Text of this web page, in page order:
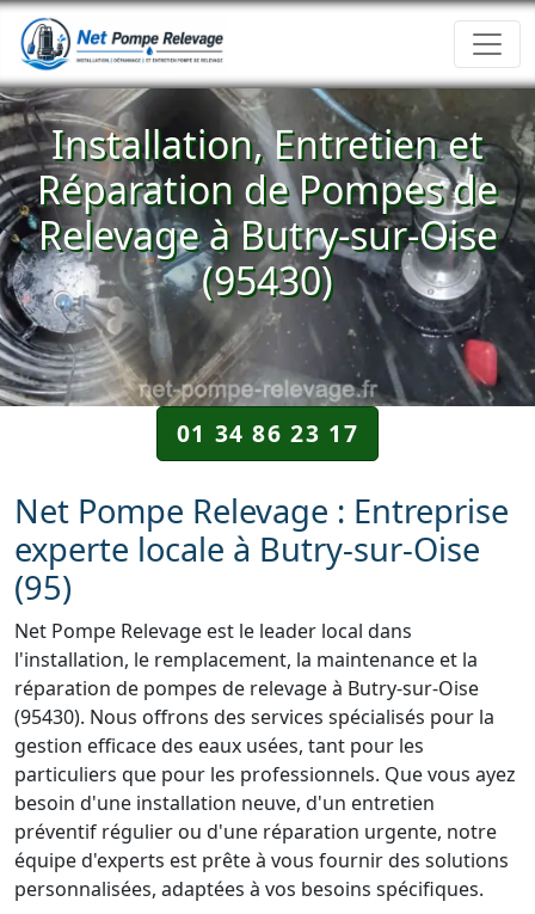
Installation, Entretien et
Réparation de Pompes de
Relevage à Butry-sur-Oise
(95430)
01 34 86 23 17
Net Pompe Relevage : Entreprise
experte locale à Butry-sur-Oise
(95)
Net Pompe Relevage est le leader local dans
l'installation, le remplacement, la maintenance et la
réparation de pompes de relevage à Butry-sur-Oise
(95430). Nous offrons des services spécialisés pour la
gestion efficace des eaux usées, tant pour les
particuliers que pour les professionnels. Que vous ayez
besoin d'une installation neuve, d'un entretien
préventif régulier ou d'une réparation urgente, notre
équipe d'experts est prête à vous fournir des solutions
personnalisées, adaptées à vos besoins spécifiques.